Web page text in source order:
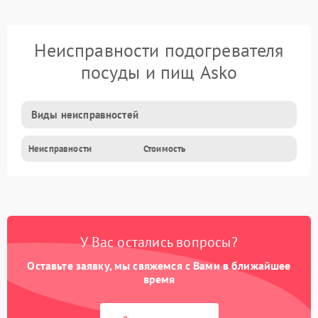
Неисправности подогревателя
посуды и пищ Asko
Виды неисправностей
Неисправности Стоимость
У Вас остались вопросы?
Оставьте заявку, мы свяжемся с Вами в ближайшее
время